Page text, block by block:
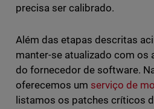
precisa ser calibrado.
Além das etapas descritas
manter-se atualizado com os
do fornecedor de software.
oferecemos um serviço de
listamos os patches críticos